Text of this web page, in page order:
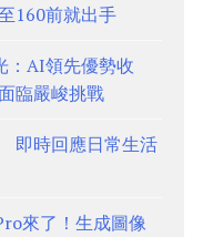
160前就出手
：AI領先優勢收
臨嚴峻挑戰
即時回應日常生活
來了！生成圖像